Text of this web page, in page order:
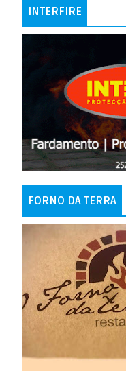
INTERFIRE
FORNO DA TERRA